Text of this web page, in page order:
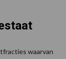
waarvan